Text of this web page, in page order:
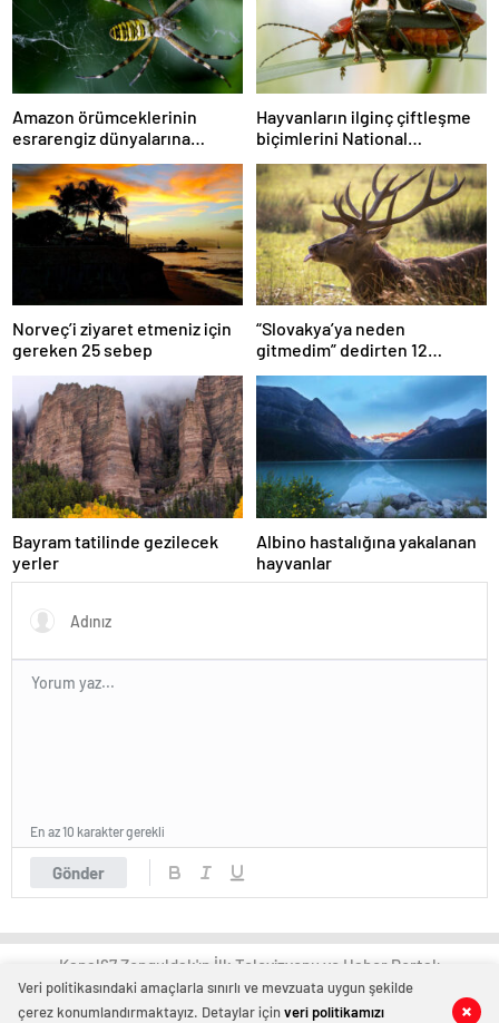
0 0
Amazon örümceklerinin
esrarengiz dünyalarına
gitmeye hazır olun.
Hayvanların ilginç çiftleşme
biçimlerini National
Geographic görüntüledi.
Norveç’i ziyaret etmeniz için
gereken 25 sebep
“Slovakya’ya neden
gitmedim” dedirten 12
fotoğraf
Bayram tatilinde gezilecek
yerler
Albino hastalığına yakalanan
hayvanlar
Gönder
En az 10 karakter gerekli
Kanal67 Zonguldak'ın İlk Televizyonu ve Haber Portalı
Veri politikasındaki amaçlarla sınırlı ve mevzuata uygun şekilde
çerez konumlandırmaktayız. Detaylar içinveri politikamızı